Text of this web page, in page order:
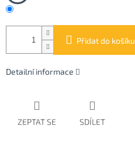
Přidat do košíku
Detailní informace
ZEPTAT SE SDÍLET